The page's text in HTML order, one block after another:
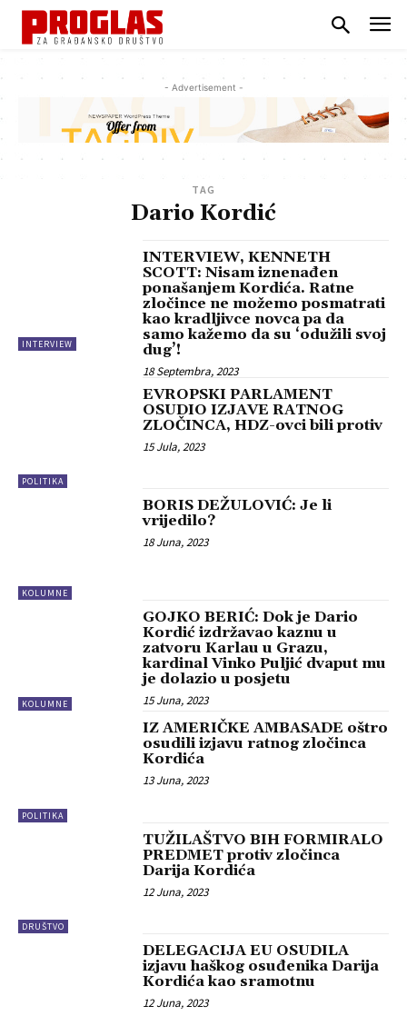
- Advertisement -
TAG
Dario Kordić
INTERVIEW
INTERVIEW, KENNETH
SCOTT: Nisam iznenađen
ponašanjem Kordića. Ratne
zločince ne možemo posmatrati
kao kradljivce novca pa da
samo kažemo da su ‘odužili svoj
dug’!
18 Septembra, 2023
POLITIKA
EVROPSKI PARLAMENT
OSUDIO IZJAVE RATNOG
ZLOČINCA, HDZ-ovci bili protiv
15 Jula, 2023
KOLUMNE
BORIS DEŽULOVIĆ: Je li
vrijedilo?
18 Juna, 2023
KOLUMNE
GOJKO BERIĆ: Dok je Dario
Kordić izdržavao kaznu u
zatvoru Karlau u Grazu,
kardinal Vinko Puljić dvaput mu
je dolazio u posjetu
15 Juna, 2023
POLITIKA
IZ AMERIČKE AMBASADE oštro
osudili izjavu ratnog zločinca
Kordića
13 Juna, 2023
DRUŠTVO
TUŽILAŠTVO BIH FORMIRALO
PREDMET protiv zločinca
Darija Kordića
12 Juna, 2023
DELEGACIJA EU OSUDILA
izjavu haškog osuđenika Darija
Kordića kao sramotnu
12 Juna, 2023